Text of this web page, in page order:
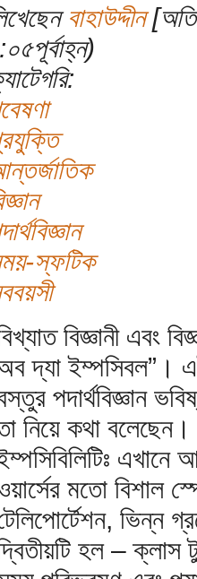
বাহাউদ্দীন
স্ফটিক
বিজ্ঞানী এবং
দ্যা ইম্পসিবল”।
পদার্থবিজ্ঞান
নিয়ে কথা
এখানে
মতো বিশাল
ভিন্ন
হল – ক্লাস